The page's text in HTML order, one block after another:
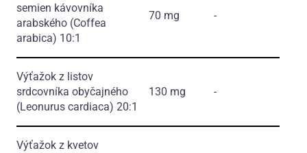
semien kávovníka
arabského (Coffea
arabica) 10:1
70 mg -
Výťažok z listov
srdcovníka obyčajného
(Leonurus cardiaca) 20:1
130 mg -
Výťažok z kvetov